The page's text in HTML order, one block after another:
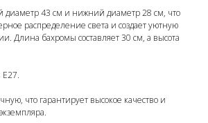
диаметр 43 см и нижний диаметр 28 см, что
распределение света и создает уютную
Длина бахромы составляет 30 см, а высота
Е27.
что гарантирует высокое качество и